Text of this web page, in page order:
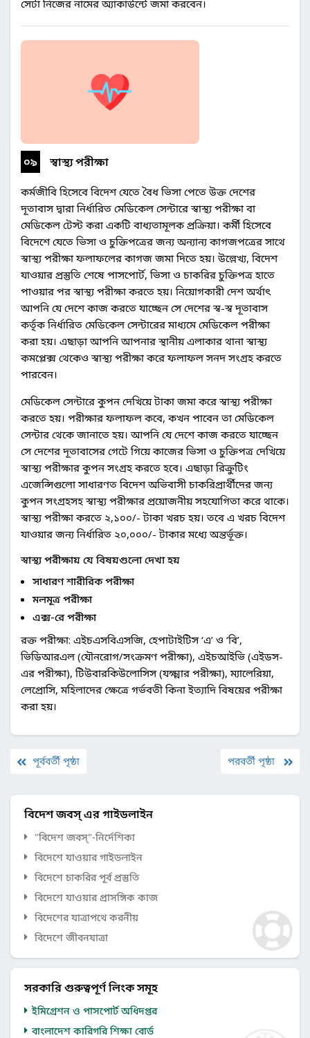
সেটা নিজের নামের অ্যাকাউন্টে জমা করবেন।
০৯ স্বাস্থ্য পরীক্ষা
কর্মজীবি হিসেবে বিদেশ যেতে বৈধ ভিসা পেতে উক্ত দেশের
দূতাবাস দ্বারা নির্ধারিত মেডিকেল সেন্টারে স্বাস্থ্য পরীক্ষা বা
মেডিকেল টেস্ট করা একটি বাধ্যতামূলক প্রক্রিয়া। কর্মী হিসেবে
বিদেশে যেতে ভিসা ও চুক্তিপত্রের জন্য অন্যান্য কাগজপত্রের সাথে
স্বাস্থ্য পরীক্ষা ফলাফলের কাগজ জমা দিতে হয়। উল্লেখ্য, বিদেশ
যাওয়ার প্রস্তুতি শেষে পাসপোর্ট, ভিসা ও চাকরির চুক্তিপত্র হাতে
পাওয়ার পর স্বাস্থ্য পরীক্ষা করতে হয়। নিয়োগকারী দেশ অর্থাৎ
আপনি যে দেশে কাজ করতে যাচ্ছেন সে দেশের স্ব-স্ব দূতাবাস
কর্তৃক নির্ধারিত মেডিকেল সেন্টারের মাধ্যমে মেডিকেল পরীক্ষা
করা হয়। এছাড়া আপনি আপনার স্থানীয় এলাকার থানা স্বাস্থ্য
কমপ্লেক্স থেকেও স্বাস্থ্য পরীক্ষা করে ফলাফল সনদ সংগ্রহ করতে
পারবেন।
মেডিকেল সেন্টারে কুপন দেখিয়ে টাকা জমা করে স্বাস্থ্য পরীক্ষা
করতে হয়। পরীক্ষার ফলাফল কবে, কখন পাবেন তা মেডিকেল
সেন্টার থেকে জানাতে হয়। আপনি যে দেশে কাজ করতে যাচ্ছেন
সে দেশের দূতাবাসের গেটে গিয়ে কাজের ভিসা ও চুক্তিপত্র দেখিয়ে
স্বাস্থ্য পরীক্ষার কুপন সংগ্রহ করতে হবে। এছাড়া রিক্রুটিং
এজেন্সিগুলো সাধারণত বিদেশ অভিবাসী চাকরিপ্রার্থীদের জন্য
কুপন সংগ্রহসহ স্বাস্থ্য পরীক্ষার প্রয়োজনীয় সহযোগিতা করে থাকে।
স্বাস্থ্য পরীক্ষা করতে ২,১০০/- টাকা খরচ হয়। তবে এ খরচ বিদেশ
যাওয়ার জন্য নির্ধারিত ২০,০০০/- টাকার মধ্যে অন্তর্ভূক্ত।
স্বাস্থ্য পরীক্ষায় যে বিষয়গুলো দেখা হয়
সাধারণ শারীরিক পরীক্ষা
মলমূত্র পরীক্ষা
এক্স-রে পরীক্ষা
রক্ত পরীক্ষা: এইচএসবিএসজি, হেপাটাইটিস ‘এ’ ও ‘বি’,
ভিডিআরএল (যৌনরোগ/সংক্রমণ পরীক্ষা), এইচআইভি (এইডস-
এর পরীক্ষা), টিউবারকিউলোসিস (যক্ষ্মার পরীক্ষা), ম্যালেরিয়া,
লেপ্রোসি, মহিলাদের ক্ষেত্রে গর্ভবতী কিনা ইত্যাদি বিষয়ের পরীক্ষা
করা হয়।
পূর্ববর্তী পৃষ্ঠা পরবর্তী পৃষ্ঠা
বিদেশ জবস্ এর গাইডলাইন
"বিদেশ জবস্"-নির্দেশিকা
বিদেশে যাওয়ার গাইডলাইন
বিদেশে চাকরির পূর্ব প্রস্তুতি
বিদেশে যাওয়ার প্রাসঙ্গিক কাজ
বিদেশের যাত্রাপথে করনীয়
বিদেশে জীবনযাত্রা
সরকারি গুরুত্বপূর্ণ লিংক সমূহ
ইমিগ্রেশন ও পাসপোর্ট অধিদপ্তর
বাংলাদেশ কারিগরি শিক্ষা বোর্ড